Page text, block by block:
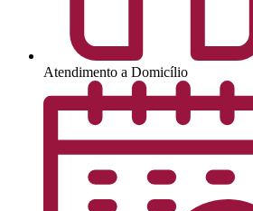
Atendimento a Domicílio